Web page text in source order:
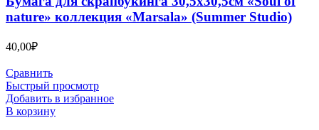
nature» коллекция «Marsala» (Summer Studio)
40,00₽
Сравнить
Быстрый просмотр
Добавить в избранное
В корзину